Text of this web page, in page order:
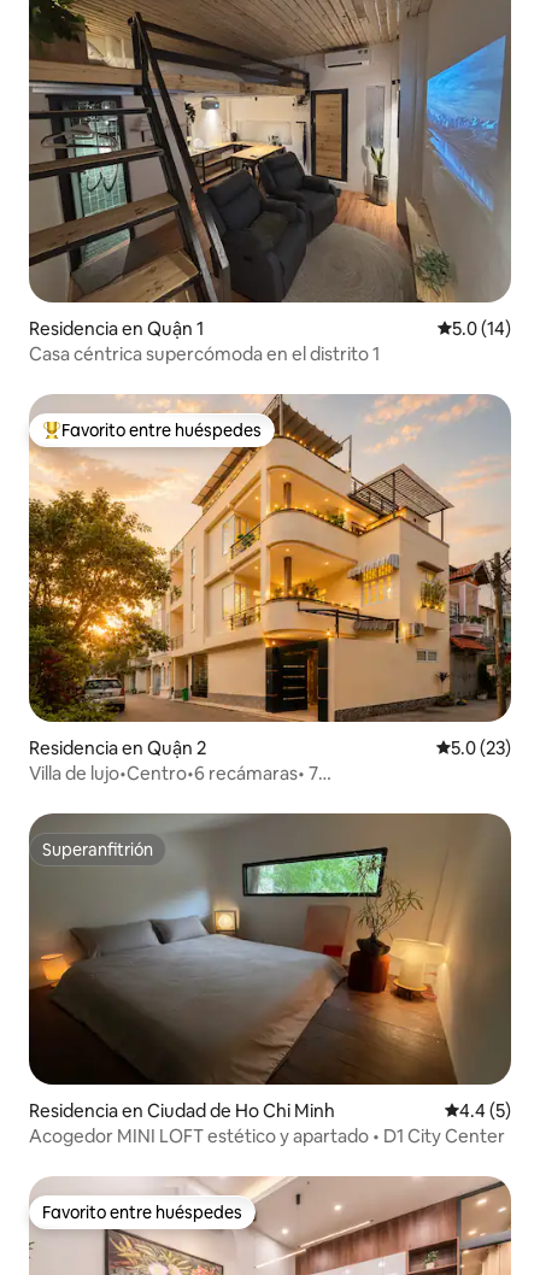
Residencia en Quận 1 Calificación
5.0 (14)
Casa céntrica supercómoda en el distrito 1
De los mejores en Favorito entre huéspedes
Favorito entre huéspedes
Residencia en Quận 2 Calificación
5.0 (23)
Villa de lujo•Centro•6 recámaras• 7
Superanfitrión
Superanfitrión
Residencia en Ciudad de Ho Chi Minh
4.4 (5)
Acogedor MINI LOFT estético y apartado • D1 City Center
Favorito entre huéspedes
Favorito entre huéspedes